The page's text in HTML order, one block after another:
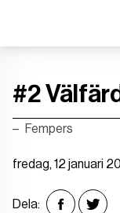
#2
Fempers
fredag, 12 januari
Dela: